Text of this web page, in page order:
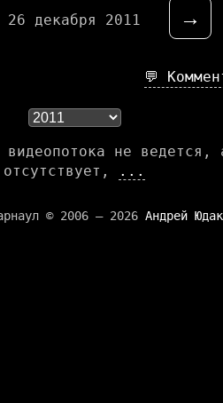
26 декабря 2011 →
💬
не ведется,
отсутствует,
...
© 2006 — 2026 Андрей